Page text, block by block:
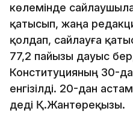
көлемінде
қатысып, жаңа
қолдап, сайлауға
77,2 пайызы дауыс
Конституцияның 30-
енгізілді. 20-дан
деді Қ.Жантөреқызы.